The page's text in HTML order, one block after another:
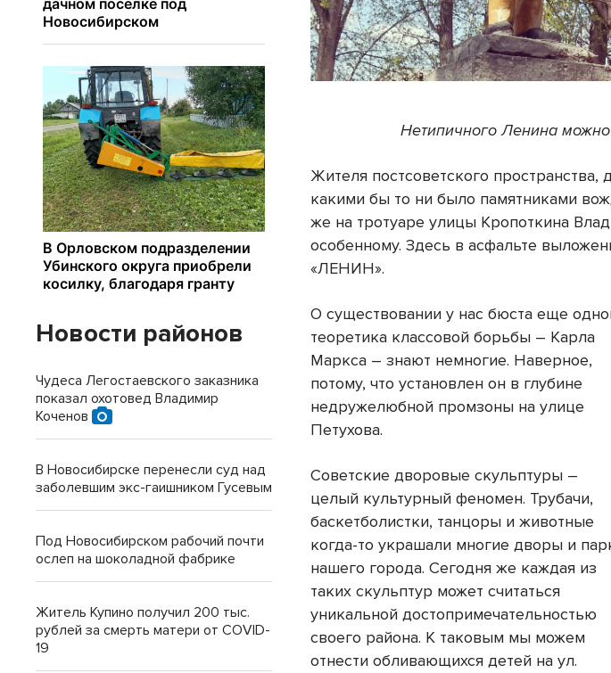
Нетипичного Ленина
Жителя постсоветского пространства,
какими бы то ни было памятниками
же на тротуаре улицы Кропоткина
особенному. Здесь в асфальте
«ЛЕНИН».
О существовании у нас бюста еще
теоретика классовой борьбы – Карла
Маркса – знают немногие. Наверное,
потому, что установлен он в глубине
недружелюбной промзоны на улице
Петухова.
Советские дворовые скульптуры –
целый культурный феномен. Трубачи,
баскетболистки, танцоры и животные
когда-то украшали многие дворы и
нашего города. Сегодня же каждая из
таких скульптур может считаться
уникальной достопримечательностью
своего района. К таковым мы можем
отнести обливающихся детей на ул.
Новости районов
Чудеса Легостаевского заказника
показал охотовед Владимир
Коченов
В Новосибирске перенесли суд над
заболевшим экс-гаишником Гусевым
Под Новосибирском рабочий почти
ослеп на шоколадной фабрике
Житель Купино получил 200 тыс.
рублей за смерть матери от COVID-
19